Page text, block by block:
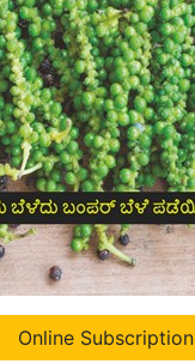
Online Subscription